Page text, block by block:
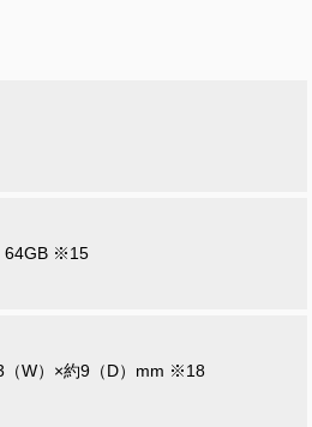
64GB ※15
（W）×約9（D）mm ※18